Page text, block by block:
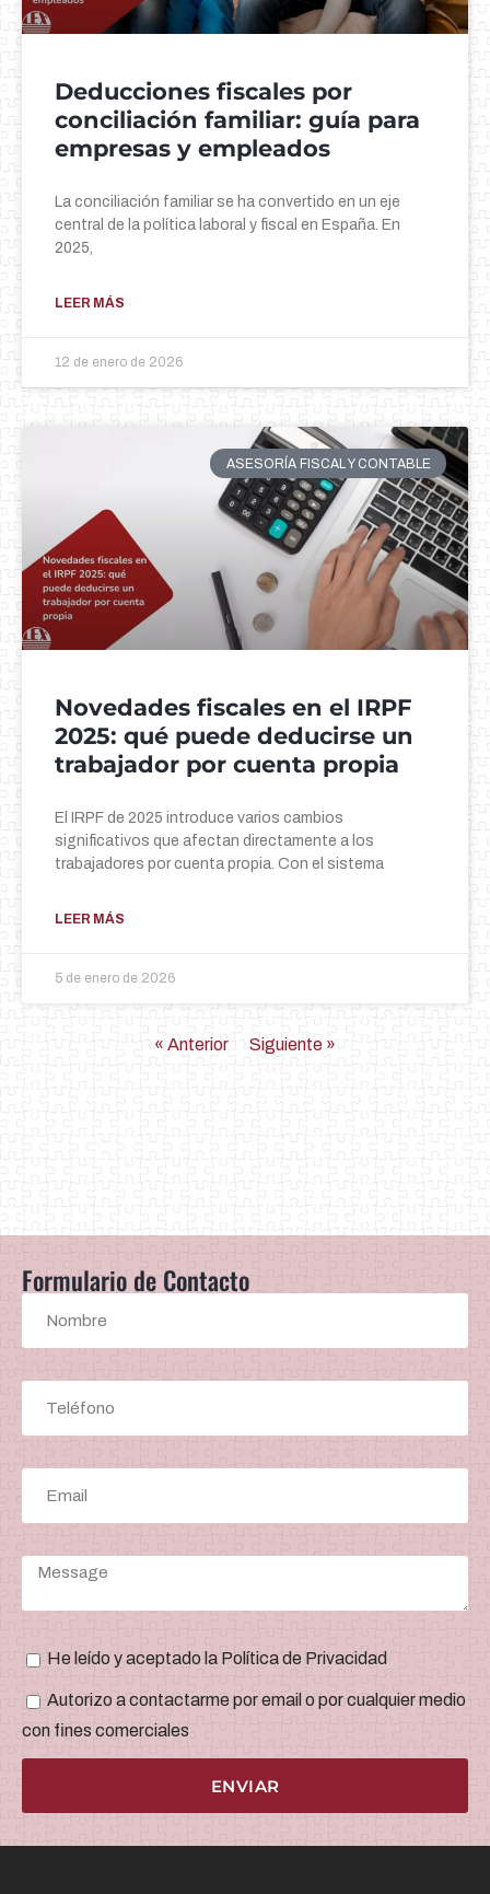
Deducciones fiscales por
conciliación familiar: guía para
empresas y empleados
La conciliación familiar se ha convertido en un eje
central de la política laboral y fiscal en España. En
2025,
LEER MÁS
12 de enero de 2026
ASESORÍA FISCAL Y CONTABLE
Novedades fiscales en el IRPF
2025: qué puede deducirse un
trabajador por cuenta propia
El IRPF de 2025 introduce varios cambios
significativos que afectan directamente a los
trabajadores por cuenta propia. Con el sistema
LEER MÁS
5 de enero de 2026
« Anterior Siguiente »
Formulario de Contacto
He leído y aceptado la Política de Privacidad
Autorizo a contactarme por email o por cualquier medio
con fines comerciales
ENVIAR